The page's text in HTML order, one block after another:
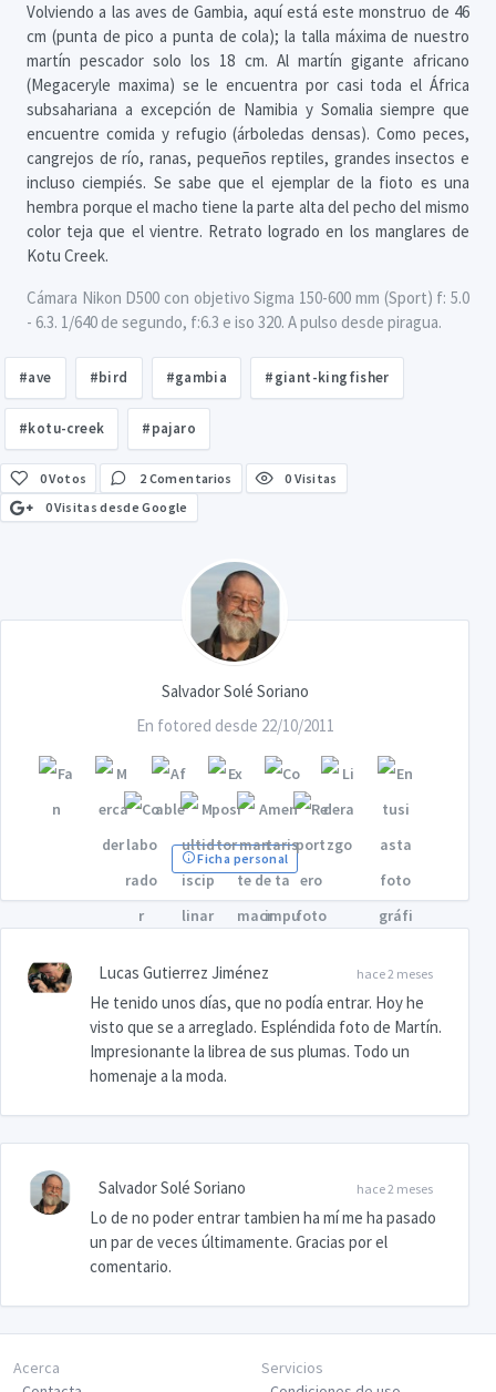
Volviendo a las aves de Gambia, aquí está este monstruo de 46
cm (punta de pico a punta de cola); la talla máxima de nuestro
martín pescador solo los 18 cm. Al martín gigante africano
(Megaceryle maxima) se le encuentra por casi toda el África
subsahariana a excepción de Namibia y Somalia siempre que
encuentre comida y refugio (árboledas densas). Como peces,
cangrejos de río, ranas, pequeños reptiles, grandes insectos e
incluso ciempiés. Se sabe que el ejemplar de la fioto es una
hembra porque el macho tiene la parte alta del pecho del mismo
color teja que el vientre. Retrato logrado en los manglares de
Kotu Creek.
Cámara Nikon D500 con objetivo Sigma 150-600 mm (Sport) f: 5.0
- 6.3. 1/640 de segundo, f:6.3 e iso 320. A pulso desde piragua.
#ave #bird #gambia #giant-kingfisher
#kotu-creek #pajaro
0Votos 2 Comentarios
0 Visitas
0 Visitas desde Google
Salvador Solé Soriano
En fotored desde 22/10/2011
Ficha personal
hace 2 meses
Lucas Gutierrez Jiménez
He tenido unos días, que no podía entrar. Hoy he
visto que se a arreglado. Espléndida foto de Martín.
Impresionante la librea de sus plumas. Todo un
homenaje a la moda.
hace 2 meses
Salvador Solé Soriano
Lo de no poder entrar tambien ha mí me ha pasado
un par de veces últimamente. Gracias por el
comentario.
Acerca
Servicios